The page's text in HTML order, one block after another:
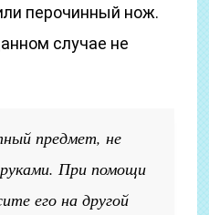
перочинный нож.
случае не
предмет, не
При помощи
его на другой